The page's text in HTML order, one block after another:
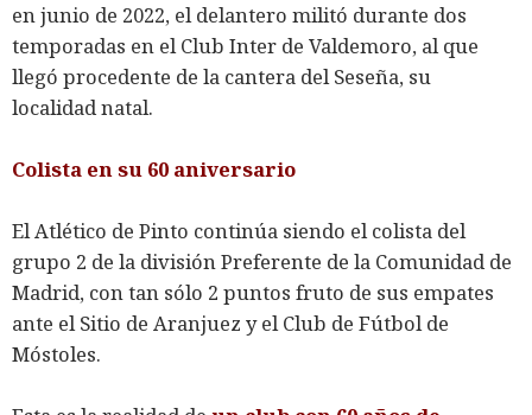
en junio de 2022, el delantero militó durante dos
temporadas en el Club Inter de Valdemoro, al que
llegó procedente de la cantera del Seseña, su
localidad natal.
Colista en su 60 aniversario
El Atlético de Pinto continúa siendo el colista del
grupo 2 de la división Preferente de la Comunidad de
Madrid, con tan sólo 2 puntos fruto de sus empates
ante el Sitio de Aranjuez y el Club de Fútbol de
Móstoles.